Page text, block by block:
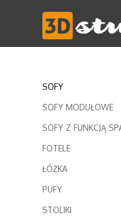
SOFY
SOFY MODUŁOWE
SOFY Z FUNKCJĄ
FOTELE
ŁÓŻKA
PUFY
STOLIKI